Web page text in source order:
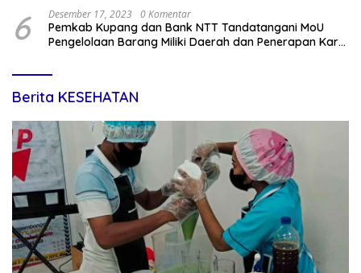
6 Desember 17, 2023 0 Komentar
Pemkab Kupang dan Bank NTT Tandatangani MoU
Pengelolaan Barang Miliki Daerah dan Penerapan Kartu
Berita KESEHATAN